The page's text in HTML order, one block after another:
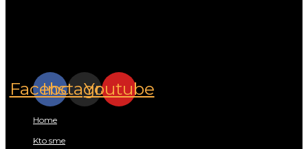
Facebook
Instagram
Youtube
Rýchle menu:
Home
Kto sme